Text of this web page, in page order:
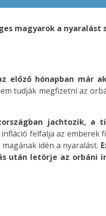
magyarok a
előző hónapban már
tudják megfizetni az
jachtozik, a
felfalja az emberek
idén a nyaralást.
után letörje az orbáni